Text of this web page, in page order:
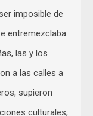
imposible de
entremezclaba
las y los
a las calles a
supieron
culturales,